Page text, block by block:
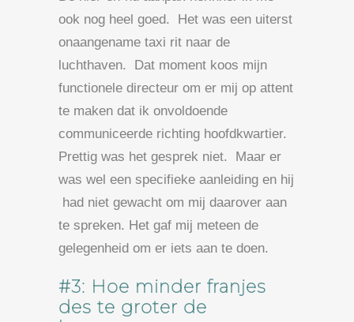
ook nog heel goed. Het was een uiterst
onaangename taxi rit naar de
luchthaven. Dat moment koos mijn
functionele directeur om er mij op attent
te maken dat ik onvoldoende
communiceerde richting hoofdkwartier.
Prettig was het gesprek niet. Maar er
was wel een specifieke aanleiding en hij
had niet gewacht om mij daarover aan
te spreken. Het gaf mij meteen de
gelegenheid om er iets aan te doen.
#3: Hoe minder franjes
des te groter de